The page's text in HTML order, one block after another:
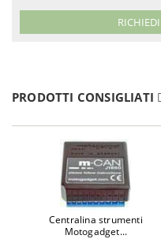
PRODOTTI CONSIGLIATI
Centralina strumenti
Motogadget...